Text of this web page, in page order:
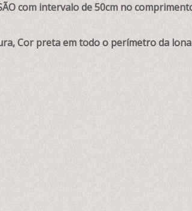
com intervalo de 50cm no
Cor preta em todo o perímetro da